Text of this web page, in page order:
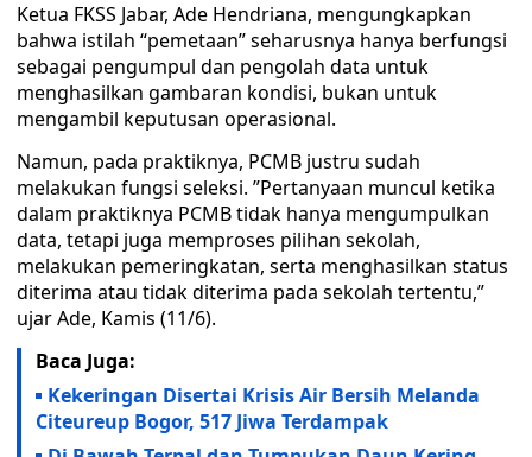
​Ketua FKSS Jabar, Ade Hendriana, mengungkapkan
bahwa istilah “pemetaan” seharusnya hanya berfungsi
sebagai pengumpul dan pengolah data untuk
menghasilkan gambaran kondisi, bukan untuk
mengambil keputusan operasional.
​Namun, pada praktiknya, PCMB justru sudah
melakukan fungsi seleksi. ​”Pertanyaan muncul ketika
dalam praktiknya PCMB tidak hanya mengumpulkan
data, tetapi juga memproses pilihan sekolah,
melakukan pemeringkatan, serta menghasilkan status
diterima atau tidak diterima pada sekolah tertentu,”
ujar Ade, Kamis (11/6).
Baca Juga:
Kekeringan Disertai Krisis Air Bersih Melanda
Citeureup Bogor, 517 Jiwa Terdampak